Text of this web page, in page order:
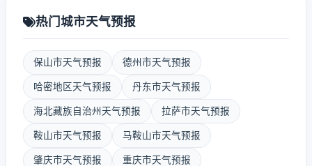
热门城市天气预报
保山市天气预报 德州市天气预报
哈密地区天气预报 丹东市天气预报
海北藏族自治州天气预报 拉萨市天气预报
鞍山市天气预报 马鞍山市天气预报
肇庆市天气预报 重庆市天气预报